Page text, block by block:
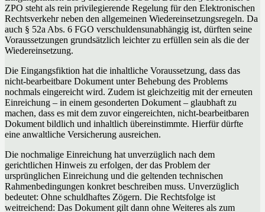
ZPO steht als rein privilegierende Regelung für den Elektronischen
Rechtsverkehr neben den allgemeinen Wiedereinsetzungsregeln. Da
auch § 52a Abs. 6 FGO verschuldensunabhängig ist, dürften seine
Voraussetzungen grundsätzlich leichter zu erfüllen sein als die der
Wiedereinsetzung.
Die Eingangsfiktion hat die inhaltliche Voraussetzung, dass das
nicht-bearbeitbare Dokument unter Behebung des Problems
nochmals eingereicht wird. Zudem ist gleichzeitig mit der erneuten
Einreichung – in einem gesonderten Dokument – glaubhaft zu
machen, dass es mit dem zuvor eingereichten, nicht-bearbeitbaren
Dokument bildlich und inhaltlich übereinstimmte. Hierfür dürfte
eine anwaltliche Versicherung ausreichen.
Die nochmalige Einreichung hat unverzüglich nach dem
gerichtlichen Hinweis zu erfolgen, der das Problem der
ursprünglichen Einreichung und die geltenden technischen
Rahmenbedingungen konkret beschreiben muss. Unverzüglich
bedeutet: Ohne schuldhaftes Zögern. Die Rechtsfolge ist
weitreichend: Das Dokument gilt dann ohne Weiteres als zum